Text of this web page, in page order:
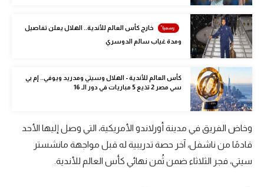
أمريكا
ركن الألعاب
أقسام خاصة
Gamers
ميركاتو
تحقيق في الجول
تقرير في الجول
خارج كأس العالم للأندية.. الهلال يعلن تفاصيل
ومدة غياب سالم الدوسري
كأس العالم للأندية - الهلال وسيتي ومدريد ويوفي.. إم بي
سي مصر 2 تذيع 5 مباريات في دور الـ 16
وخاض الفريق في مدينة أورلاندو الأمريكية، التي وصل إليها الأحد
قادمًا من ناشفل، آخر حصة تدريبية له قبل مواجهة مانشستر
سيتي، فجر الثلاثاء ضمن ثُمن نهائي كأس العالم للأندية.